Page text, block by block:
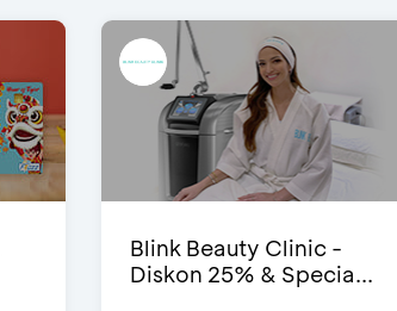
Blink Beauty Clinic -
Diskon 25% & Specia...